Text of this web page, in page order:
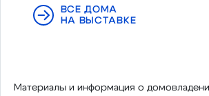
ВСЕ ДОМА
НА ВЫСТАВКЕ
Материалы и информация о